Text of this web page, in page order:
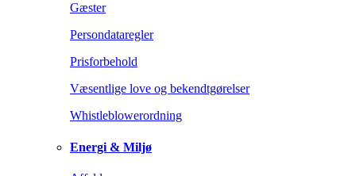
Gæster
Persondataregler
Prisforbehold
Væsentlige love og bekendtgørelser
Whistleblowerordning
Energi & Miljø